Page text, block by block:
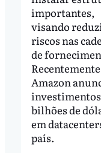
importantes,
visando
riscos nas
de
Amazon
investimentos
bilhões de
em
país.